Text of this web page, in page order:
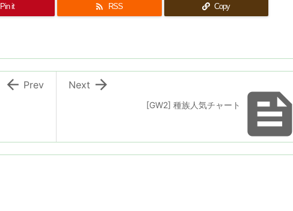
Pin it  RSS Copy

[GW2] 種族人気チャート

Next
 Prev